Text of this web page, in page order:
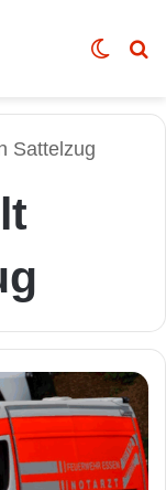
Skin
Sattelzug